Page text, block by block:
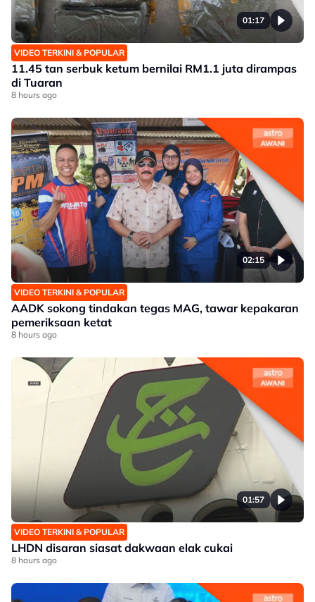
01:17
VIDEO TERKINI & POPULAR
11.45 tan serbuk ketum bernilai RM1.1 juta dirampas
di Tuaran
8 hours ago
02:15
VIDEO TERKINI & POPULAR
AADK sokong tindakan tegas MAG, tawar kepakaran
pemeriksaan ketat
8 hours ago
01:57
VIDEO TERKINI & POPULAR
LHDN disaran siasat dakwaan elak cukai
8 hours ago